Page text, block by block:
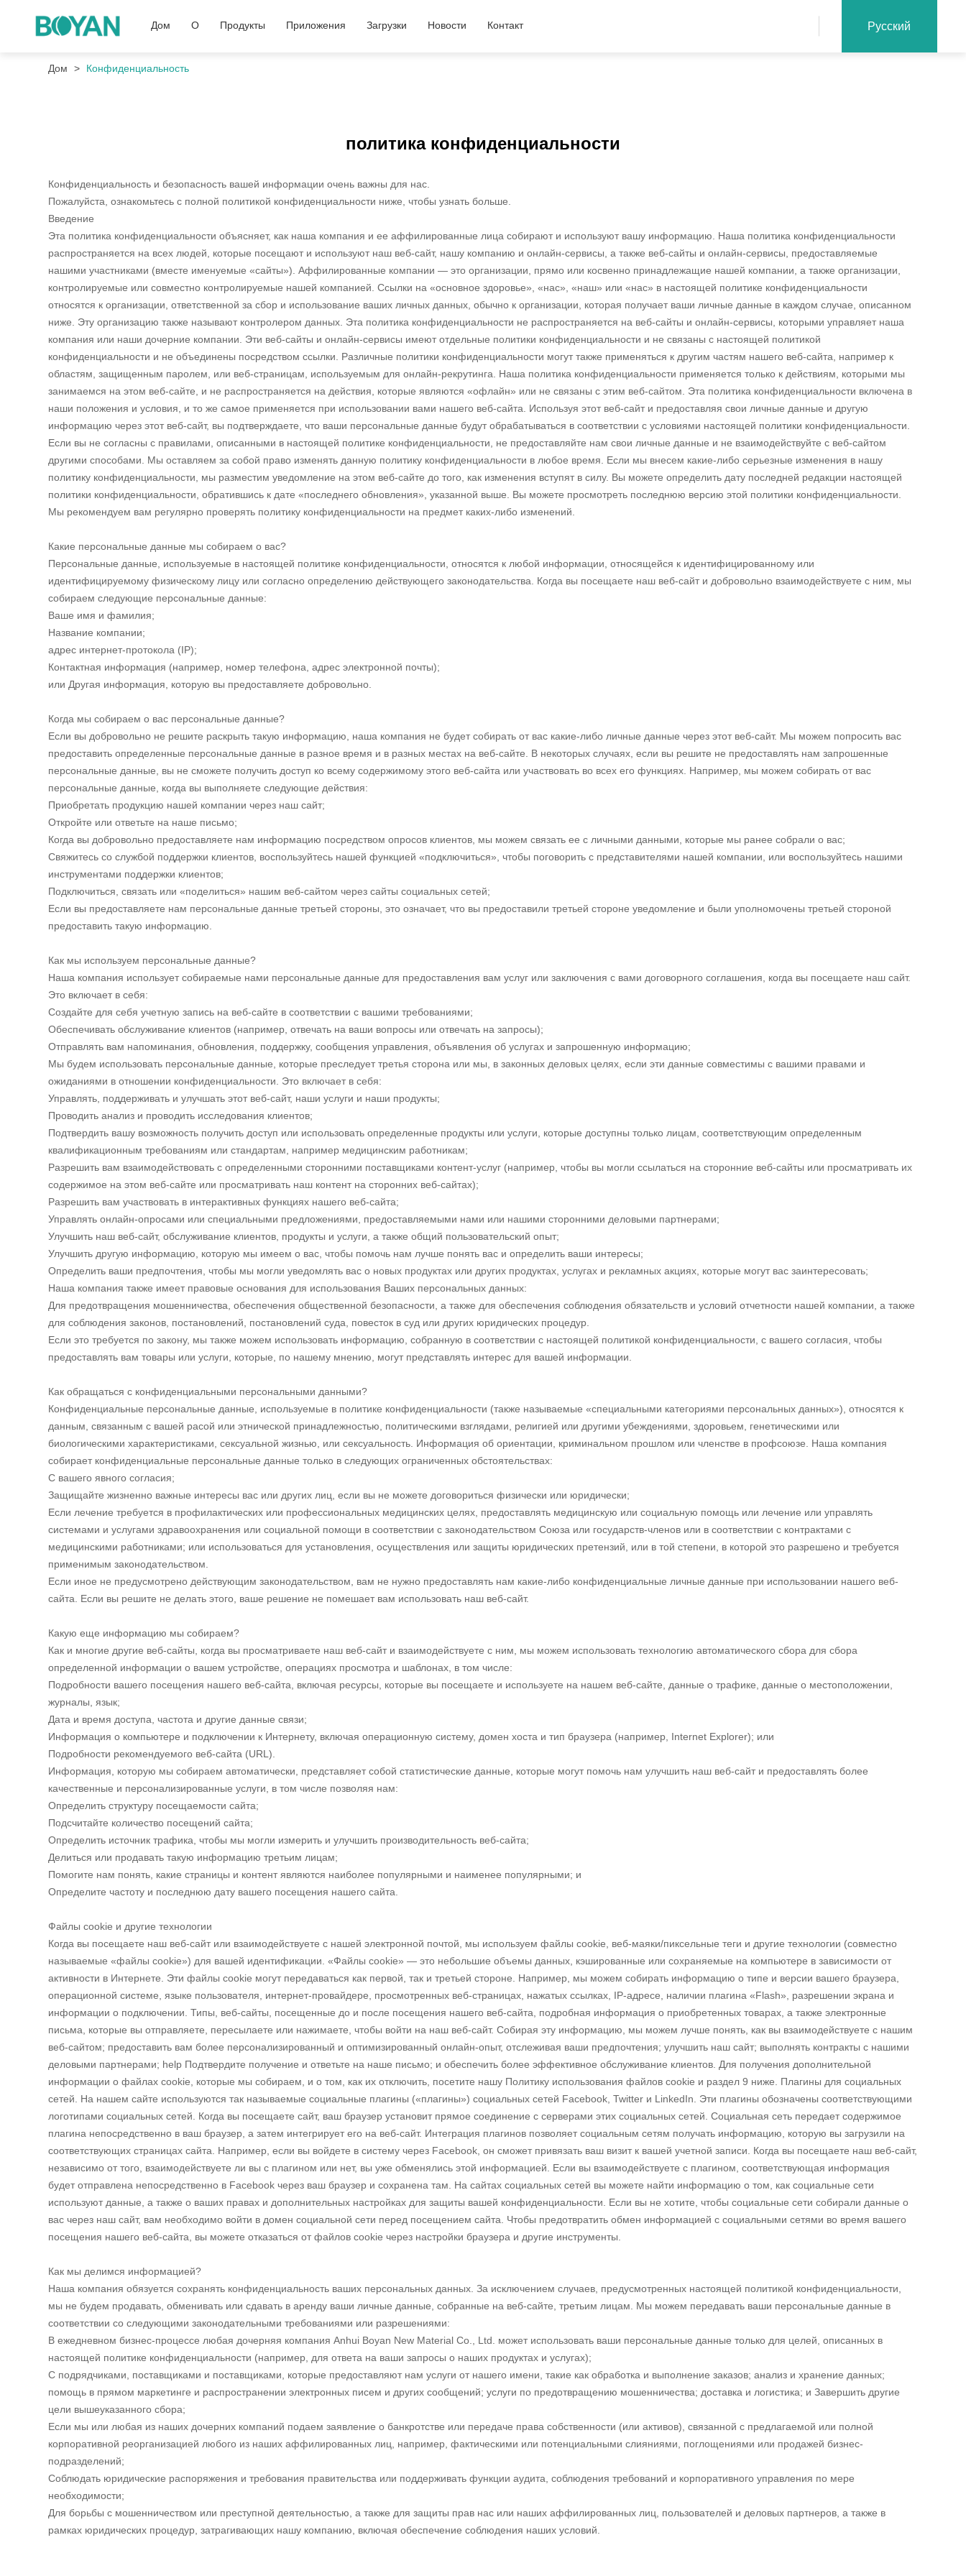
Дом О Продукты Приложения Загрузки Новости Контакт Русский
Дом Конфиденциальность
политика конфиденциальности
Конфиденциальность и безопасность вашей информации очень важны для нас.
Пожалуйста, ознакомьтесь с полной политикой конфиденциальности ниже, чтобы узнать больше.
Введение
Эта политика конфиденциальности объясняет, как наша компания и ее аффилированные лица собирают и используют вашу информацию. Наша политика конфиденциальности
распространяется на всех людей, которые посещают и используют наш веб-сайт, нашу компанию и онлайн-сервисы, а также веб-сайты и онлайн-сервисы, предоставляемые
нашими участниками (вместе именуемые «сайты»). Аффилированные компании — это организации, прямо или косвенно принадлежащие нашей компании, а также организации,
контролируемые или совместно контролируемые нашей компанией. Ссылки на «основное здоровье», «нас», «наш» или «нас» в настоящей политике конфиденциальности
относятся к организации, ответственной за сбор и использование ваших личных данных, обычно к организации, которая получает ваши личные данные в каждом случае, описанном
ниже. Эту организацию также называют контролером данных. Эта политика конфиденциальности не распространяется на веб-сайты и онлайн-сервисы, которыми управляет наша
компания или наши дочерние компании. Эти веб-сайты и онлайн-сервисы имеют отдельные политики конфиденциальности и не связаны с настоящей политикой
конфиденциальности и не объединены посредством ссылки. Различные политики конфиденциальности могут также применяться к другим частям нашего веб-сайта, например к
областям, защищенным паролем, или веб-страницам, используемым для онлайн-рекрутинга. Наша политика конфиденциальности применяется только к действиям, которыми мы
занимаемся на этом веб-сайте, и не распространяется на действия, которые являются «офлайн» или не связаны с этим веб-сайтом. Эта политика конфиденциальности включена в
наши положения и условия, и то же самое применяется при использовании вами нашего веб-сайта. Используя этот веб-сайт и предоставляя свои личные данные и другую
информацию через этот веб-сайт, вы подтверждаете, что ваши персональные данные будут обрабатываться в соответствии с условиями настоящей политики конфиденциальности.
Если вы не согласны с правилами, описанными в настоящей политике конфиденциальности, не предоставляйте нам свои личные данные и не взаимодействуйте с веб-сайтом
другими способами. Мы оставляем за собой право изменять данную политику конфиденциальности в любое время. Если мы внесем какие-либо серьезные изменения в нашу
политику конфиденциальности, мы разместим уведомление на этом веб-сайте до того, как изменения вступят в силу. Вы можете определить дату последней редакции настоящей
политики конфиденциальности, обратившись к дате «последнего обновления», указанной выше. Вы можете просмотреть последнюю версию этой политики конфиденциальности.
Мы рекомендуем вам регулярно проверять политику конфиденциальности на предмет каких-либо изменений.
Какие персональные данные мы собираем о вас?
Персональные данные, используемые в настоящей политике конфиденциальности, относятся к любой информации, относящейся к идентифицированному или
идентифицируемому физическому лицу или согласно определению действующего законодательства. Когда вы посещаете наш веб-сайт и добровольно взаимодействуете с ним, мы
собираем следующие персональные данные:
Ваше имя и фамилия;
Название компании;
адрес интернет-протокола (IP);
Контактная информация (например, номер телефона, адрес электронной почты);
или Другая информация, которую вы предоставляете добровольно.
Когда мы собираем о вас персональные данные?
Если вы добровольно не решите раскрыть такую информацию, наша компания не будет собирать от вас какие-либо личные данные через этот веб-сайт. Мы можем попросить вас
предоставить определенные персональные данные в разное время и в разных местах на веб-сайте. В некоторых случаях, если вы решите не предоставлять нам запрошенные
персональные данные, вы не сможете получить доступ ко всему содержимому этого веб-сайта или участвовать во всех его функциях. Например, мы можем собирать от вас
персональные данные, когда вы выполняете следующие действия:
Приобретать продукцию нашей компании через наш сайт;
Откройте или ответьте на наше письмо;
Когда вы добровольно предоставляете нам информацию посредством опросов клиентов, мы можем связать ее с личными данными, которые мы ранее собрали о вас;
Свяжитесь со службой поддержки клиентов, воспользуйтесь нашей функцией «подключиться», чтобы поговорить с представителями нашей компании, или воспользуйтесь нашими
инструментами поддержки клиентов;
Подключиться, связать или «поделиться» нашим веб-сайтом через сайты социальных сетей;
Если вы предоставляете нам персональные данные третьей стороны, это означает, что вы предоставили третьей стороне уведомление и были уполномочены третьей стороной
предоставить такую информацию.
Как мы используем персональные данные?
Наша компания использует собираемые нами персональные данные для предоставления вам услуг или заключения с вами договорного соглашения, когда вы посещаете наш сайт.
Это включает в себя:
Создайте для себя учетную запись на веб-сайте в соответствии с вашими требованиями;
Обеспечивать обслуживание клиентов (например, отвечать на ваши вопросы или отвечать на запросы);
Отправлять вам напоминания, обновления, поддержку, сообщения управления, объявления об услугах и запрошенную информацию;
Мы будем использовать персональные данные, которые преследует третья сторона или мы, в законных деловых целях, если эти данные совместимы с вашими правами и
ожиданиями в отношении конфиденциальности. Это включает в себя:
Управлять, поддерживать и улучшать этот веб-сайт, наши услуги и наши продукты;
Проводить анализ и проводить исследования клиентов;
Подтвердить вашу возможность получить доступ или использовать определенные продукты или услуги, которые доступны только лицам, соответствующим определенным
квалификационным требованиям или стандартам, например медицинским работникам;
Разрешить вам взаимодействовать с определенными сторонними поставщиками контент-услуг (например, чтобы вы могли ссылаться на сторонние веб-сайты или просматривать их
содержимое на этом веб-сайте или просматривать наш контент на сторонних веб-сайтах);
Разрешить вам участвовать в интерактивных функциях нашего веб-сайта;
Управлять онлайн-опросами или специальными предложениями, предоставляемыми нами или нашими сторонними деловыми партнерами;
Улучшить наш веб-сайт, обслуживание клиентов, продукты и услуги, а также общий пользовательский опыт;
Улучшить другую информацию, которую мы имеем о вас, чтобы помочь нам лучше понять вас и определить ваши интересы;
Определить ваши предпочтения, чтобы мы могли уведомлять вас о новых продуктах или других продуктах, услугах и рекламных акциях, которые могут вас заинтересовать;
Наша компания также имеет правовые основания для использования Ваших персональных данных:
Для предотвращения мошенничества, обеспечения общественной безопасности, а также для обеспечения соблюдения обязательств и условий отчетности нашей компании, а также
для соблюдения законов, постановлений, постановлений суда, повесток в суд или других юридических процедур.
Если это требуется по закону, мы также можем использовать информацию, собранную в соответствии с настоящей политикой конфиденциальности, с вашего согласия, чтобы
предоставлять вам товары или услуги, которые, по нашему мнению, могут представлять интерес для вашей информации.
Как обращаться с конфиденциальными персональными данными?
Конфиденциальные персональные данные, используемые в политике конфиденциальности (также называемые «специальными категориями персональных данных»), относятся к
данным, связанным с вашей расой или этнической принадлежностью, политическими взглядами, религией или другими убеждениями, здоровьем, генетическими или
биологическими характеристиками, сексуальной жизнью, или сексуальность. Информация об ориентации, криминальном прошлом или членстве в профсоюзе. Наша компания
собирает конфиденциальные персональные данные только в следующих ограниченных обстоятельствах:
С вашего явного согласия;
Защищайте жизненно важные интересы вас или других лиц, если вы не можете договориться физически или юридически;
Если лечение требуется в профилактических или профессиональных медицинских целях, предоставлять медицинскую или социальную помощь или лечение или управлять
системами и услугами здравоохранения или социальной помощи в соответствии с законодательством Союза или государств-членов или в соответствии с контрактами с
медицинскими работниками; или использоваться для установления, осуществления или защиты юридических претензий, или в той степени, в которой это разрешено и требуется
применимым законодательством.
Если иное не предусмотрено действующим законодательством, вам не нужно предоставлять нам какие-либо конфиденциальные личные данные при использовании нашего веб-
сайта. Если вы решите не делать этого, ваше решение не помешает вам использовать наш веб-сайт.
Какую еще информацию мы собираем?
Как и многие другие веб-сайты, когда вы просматриваете наш веб-сайт и взаимодействуете с ним, мы можем использовать технологию автоматического сбора для сбора
определенной информации о вашем устройстве, операциях просмотра и шаблонах, в том числе:
Подробности вашего посещения нашего веб-сайта, включая ресурсы, которые вы посещаете и используете на нашем веб-сайте, данные о трафике, данные о местоположении,
журналы, язык;
Дата и время доступа, частота и другие данные связи;
Информация о компьютере и подключении к Интернету, включая операционную систему, домен хоста и тип браузера (например, Internet Explorer); или
Подробности рекомендуемого веб-сайта (URL).
Информация, которую мы собираем автоматически, представляет собой статистические данные, которые могут помочь нам улучшить наш веб-сайт и предоставлять более
качественные и персонализированные услуги, в том числе позволяя нам:
Определить структуру посещаемости сайта;
Подсчитайте количество посещений сайта;
Определить источник трафика, чтобы мы могли измерить и улучшить производительность веб-сайта;
Делиться или продавать такую информацию третьим лицам;
Помогите нам понять, какие страницы и контент являются наиболее популярными и наименее популярными; и
Определите частоту и последнюю дату вашего посещения нашего сайта.
Файлы cookie и другие технологии
Когда вы посещаете наш веб-сайт или взаимодействуете с нашей электронной почтой, мы используем файлы cookie, веб-маяки/пиксельные теги и другие технологии (совместно
называемые «файлы cookie») для вашей идентификации. «Файлы cookie» — это небольшие объемы данных, кэшированные или сохраняемые на компьютере в зависимости от
активности в Интернете. Эти файлы cookie могут передаваться как первой, так и третьей стороне. Например, мы можем собирать информацию о типе и версии вашего браузера,
операционной системе, языке пользователя, интернет-провайдере, просмотренных веб-страницах, нажатых ссылках, IP-адресе, наличии плагина «Flash», разрешении экрана и
информации о подключении. Типы, веб-сайты, посещенные до и после посещения нашего веб-сайта, подробная информация о приобретенных товарах, а также электронные
письма, которые вы отправляете, пересылаете или нажимаете, чтобы войти на наш веб-сайт. Собирая эту информацию, мы можем лучше понять, как вы взаимодействуете с нашим
веб-сайтом; предоставить вам более персонализированный и оптимизированный онлайн-опыт, отслеживая ваши предпочтения; улучшить наш сайт; выполнять контракты с нашими
деловыми партнерами; help Подтвердите получение и ответьте на наше письмо; и обеспечить более эффективное обслуживание клиентов. Для получения дополнительной
информации о файлах cookie, которые мы собираем, и о том, как их отключить, посетите нашу Политику использования файлов cookie и раздел 9 ниже. Плагины для социальных
сетей. На нашем сайте используются так называемые социальные плагины («плагины») социальных сетей Facebook, Twitter и LinkedIn. Эти плагины обозначены соответствующими
логотипами социальных сетей. Когда вы посещаете сайт, ваш браузер установит прямое соединение с серверами этих социальных сетей. Социальная сеть передает содержимое
плагина непосредственно в ваш браузер, а затем интегрирует его на веб-сайт. Интеграция плагинов позволяет социальным сетям получать информацию, которую вы загрузили на
соответствующих страницах сайта. Например, если вы войдете в систему через Facebook, он сможет привязать ваш визит к вашей учетной записи. Когда вы посещаете наш веб-сайт,
независимо от того, взаимодействуете ли вы с плагином или нет, вы уже обменялись этой информацией. Если вы взаимодействуете с плагином, соответствующая информация
будет отправлена непосредственно в Facebook через ваш браузер и сохранена там. На сайтах социальных сетей вы можете найти информацию о том, как социальные сети
используют данные, а также о ваших правах и дополнительных настройках для защиты вашей конфиденциальности. Если вы не хотите, чтобы социальные сети собирали данные о
вас через наш сайт, вам необходимо войти в домен социальной сети перед посещением сайта. Чтобы предотвратить обмен информацией с социальными сетями во время вашего
посещения нашего веб-сайта, вы можете отказаться от файлов cookie через настройки браузера и другие инструменты.
Как мы делимся информацией?
Наша компания обязуется сохранять конфиденциальность ваших персональных данных. За исключением случаев, предусмотренных настоящей политикой конфиденциальности,
мы не будем продавать, обменивать или сдавать в аренду ваши личные данные, собранные на веб-сайте, третьим лицам. Мы можем передавать ваши персональные данные в
соответствии со следующими законодательными требованиями или разрешениями:
В ежедневном бизнес-процессе любая дочерняя компания Anhui Boyan New Material Co., Ltd. может использовать ваши персональные данные только для целей, описанных в
настоящей политике конфиденциальности (например, для ответа на ваши запросы о наших продуктах и услугах);
С подрядчиками, поставщиками и поставщиками, которые предоставляют нам услуги от нашего имени, такие как обработка и выполнение заказов; анализ и хранение данных;
помощь в прямом маркетинге и распространении электронных писем и других сообщений; услуги по предотвращению мошенничества; доставка и логистика; и Завершить другие
цели вышеуказанного сбора;
Если мы или любая из наших дочерних компаний подаем заявление о банкротстве или передаче права собственности (или активов), связанной с предлагаемой или полной
корпоративной реорганизацией любого из наших аффилированных лиц, например, фактическими или потенциальными слияниями, поглощениями или продажей бизнес-
подразделений;
Соблюдать юридические распоряжения и требования правительства или поддерживать функции аудита, соблюдения требований и корпоративного управления по мере
необходимости;
Для борьбы с мошенничеством или преступной деятельностью, а также для защиты прав нас или наших аффилированных лиц, пользователей и деловых партнеров, а также в
рамках юридических процедур, затрагивающих нашу компанию, включая обеспечение соблюдения наших условий.